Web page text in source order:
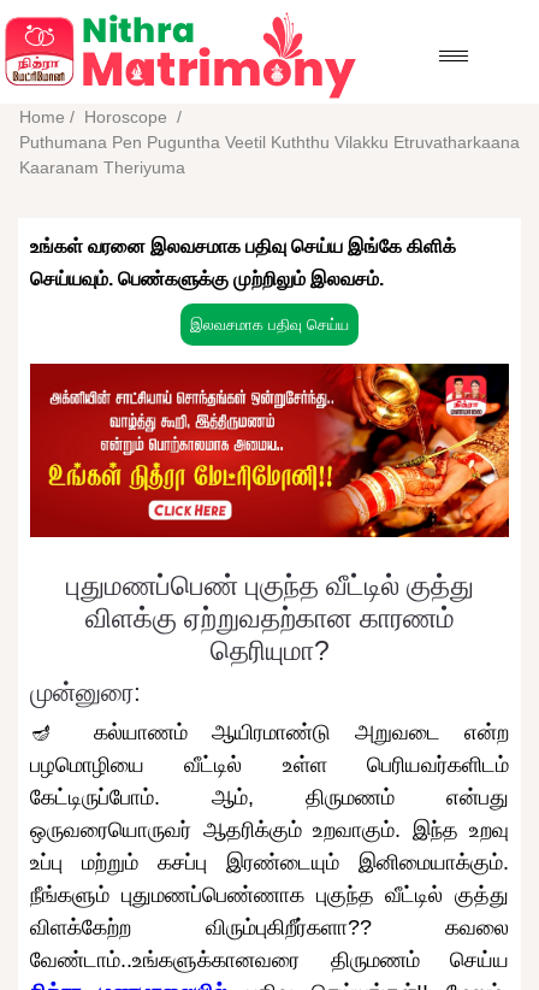
Home / Horoscope /
Puthumana Pen Puguntha Veetil Kuththu Vilakku Etruvatharkaana
Kaaranam Theriyuma
உங்கள் வரனை இலவசமாக பதிவு செய்ய இங்கே கிளிக்
செய்யவும். பெண்களுக்கு முற்றிலும் இலவசம்.
இலவசமாக பதிவு செய்ய
புதுமணப்பெண் புகுந்த வீட்டில் குத்து
விளக்கு ஏற்றுவதற்கான காரணம்
தெரியுமா?
முன்னுரை:
🪔 கல்யாணம் ஆயிரமாண்டு அறுவடை என்ற
பழமொழியை வீட்டில் உள்ள பெரியவர்களிடம்
கேட்டிருப்போம். ஆம், திருமணம் என்பது
ஒருவரையொருவர் ஆதரிக்கும் உறவாகும். இந்த உறவு
உப்பு மற்றும் கசப்பு இரண்டையும் இனிமையாக்கும்.
நீங்களும் புதுமணப்பெண்ணாக புகுந்த வீட்டில் குத்து
விளக்கேற்ற விரும்புகிறீர்களா?? கவலை
வேண்டாம்..உங்களுக்கானவரை திருமணம் செய்ய